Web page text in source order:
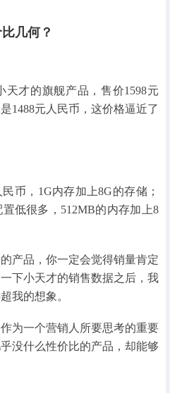
几何？
天才的旗舰产品，售价1598元
1488元人民币，这价格逼近了
币，1G内存加上8G的存储；
低很多，512MB的内存加上8
产品，你一定会觉得销量肯定
下小天才的销售数据之后，我
我的想象。
为一个营销人所要思考的重要
没什么性价比的产品，却能够